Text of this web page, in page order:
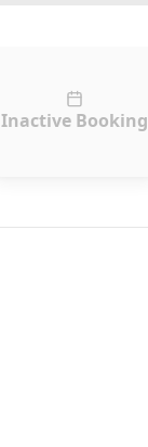
Inactive Booking